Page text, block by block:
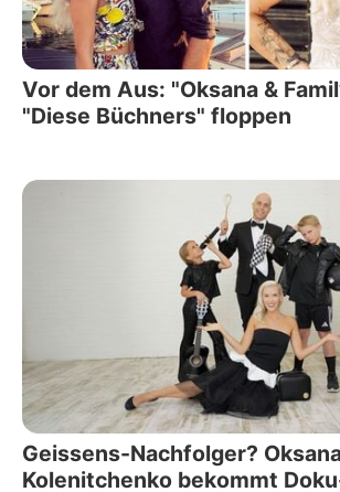
Vor dem Aus: "Oksana &
"Diese Büchners" floppen
Geissens-Nachfolger?
Kolenitchenko bekommt